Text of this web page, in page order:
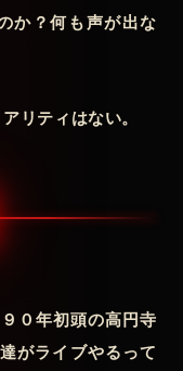
か？何も声が出な
リティはない。
０年初頭の高円寺
がライブやるって